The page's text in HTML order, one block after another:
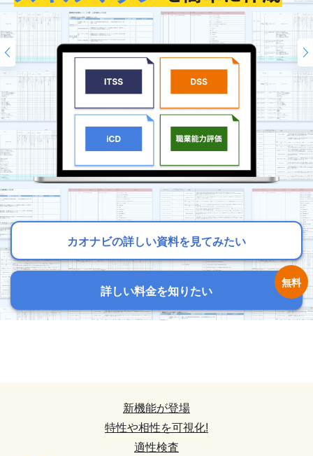
カオナビの詳しい資料を見てみたい
詳しい料金を知りたい
カオナビの詳しい資料を見てみたい
詳しい料金を知りたい
カオナビの詳しい資料を見てみたい
詳しい料金を知りたい
新機能が登場
特性や相性を可視化!
適性検査